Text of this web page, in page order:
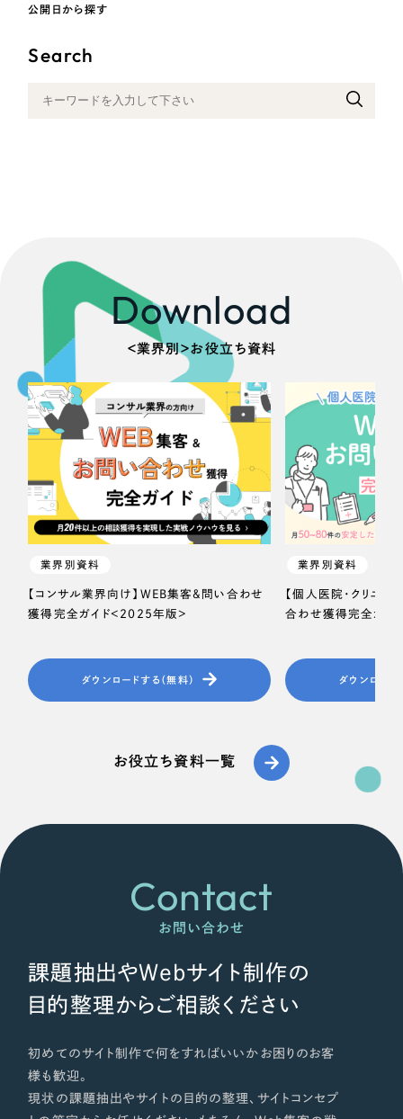
ECサイト（オンラインショップ）
ポータルサイト・メディアサイト （39件）
LP（ランディングページ） （28件）
キャンペーン・プロモーションサイト
ブランディング（ロゴ・印刷物） （90件）
その他 （1件）
お客様インタビュー
物流・運送
NPO・一般社団法人
人材サービス
その他
色
ホワイト・白色
グレー・黒色
ピンク・桃色
その他
公開日から探す
Search
Download
＜業界別＞お役立ち資料
業界別資料
【コンサル業界向け】WEB集客＆問い合わせ
獲得完全ガイド＜2025年版＞
ダウンロードする（無料）
業界別資料
【個人医院・クリニッ
合わせ獲得完全ガイ
ダウンロード
お役立ち資料一覧
Contact
お問い合わせ
課題抽出やWebサイト制作の
目的整理からご相談ください
初めてのサイト制作で何をすればいいかお困りのお客
様も歓迎。
現状の課題抽出やサイトの目的の整理、サイトコンセプ